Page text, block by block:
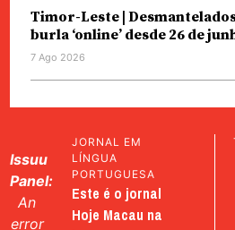
Timor-Leste |
burla ‘online’ desde 26 de
7 Ago 2026
Issuu
Panel:
An
error
JORNAL EM
LÍNGUA
PORTUGUESA
Este é o jornal
Hoje Macau na